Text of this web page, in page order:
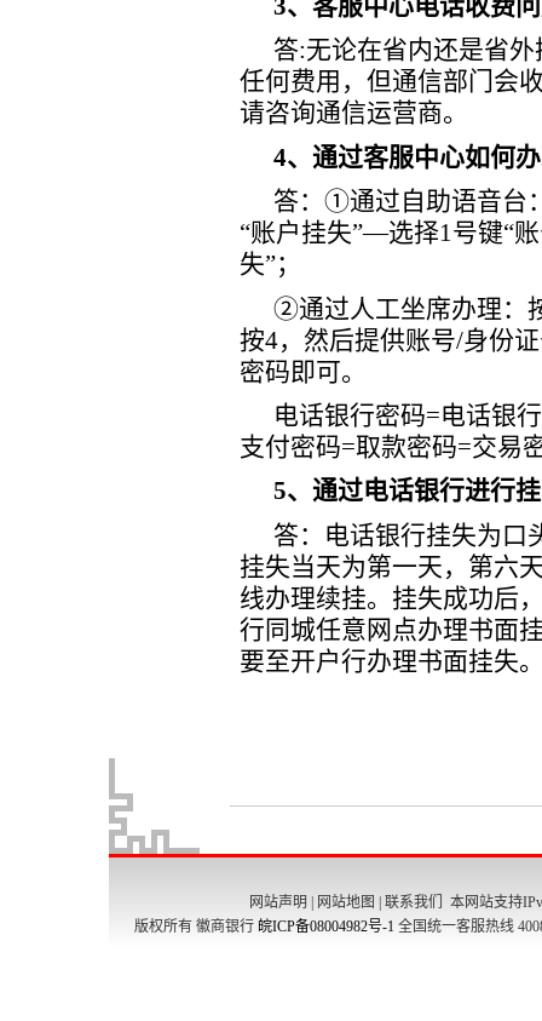
网站声明 网站地图 联系我们
本网站支持
版权所有 徽商银行 皖ICP备08004982号-1 全国统一客服热线